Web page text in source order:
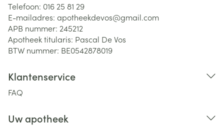
Telefoon: 016 25 81 29
E-mailadres: apotheekdevos@gmail.com
APB nummer: 245212
Apotheek titularis: Pascal De Vos
BTW nummer: BE0542878019
Klantenservice
FAQ
Uw apotheek